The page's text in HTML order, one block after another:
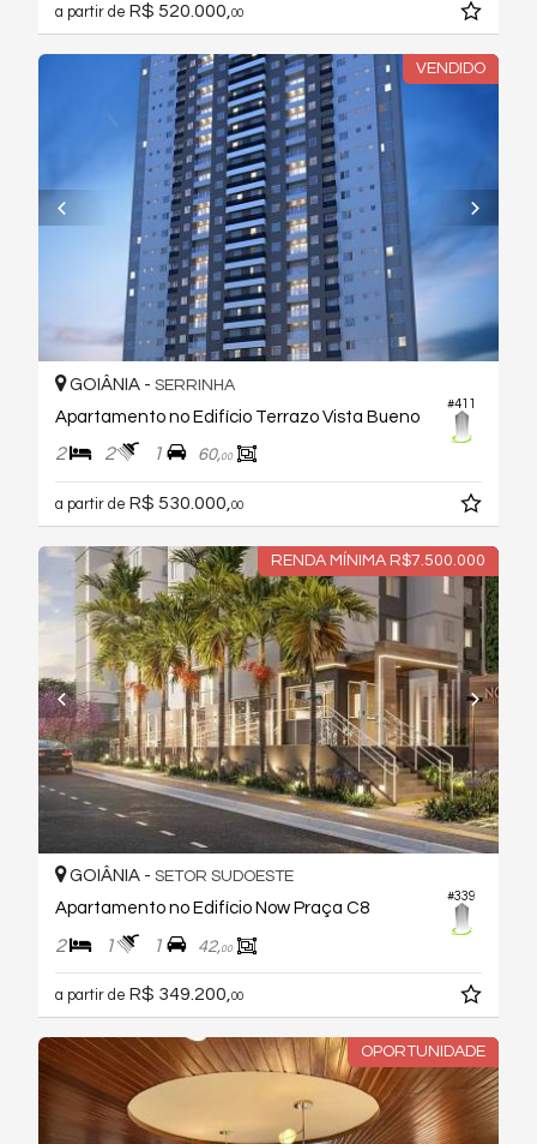
a partir de R$ 520.000,00
VENDIDO
#411
GOIÂNIA - SERRINHA
Apartamento no Edifício Terrazo Vista Bueno
2 2 1 60,00
a partir de R$ 530.000, 00
RENDA MÍNIMA R$7.500.000
#339
GOIÂNIA - SETOR SUDOESTE
Apartamento no Edifício Now Praça C8
2 1 1 42,00
a partir de R$ 349.200,00
OPORTUNIDADE